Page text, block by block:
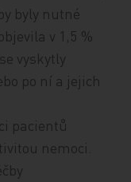
byly nutné
v 1,5 %
vyskytly
po ní a jejich
pacientů
nemoci.